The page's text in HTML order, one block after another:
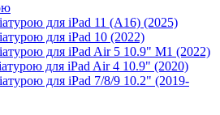
для iPad 11 (A16) (2025)
для iPad 10 (2022)
для iPad Air 5 10.9" M1 (2022)
для iPad Air 4 10.9" (2020)
для iPad 7/8/9 10.2" (2019-